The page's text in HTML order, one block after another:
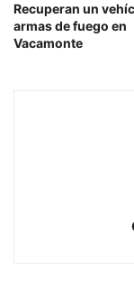
Recuperan un
armas de fuego en
Vacamonte